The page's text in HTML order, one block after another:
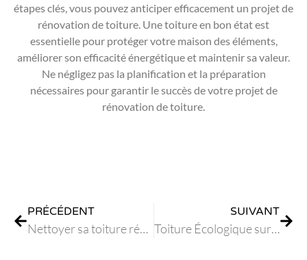
étapes clés, vous pouvez anticiper efficacement un projet de
rénovation de toiture. Une toiture en bon état est
essentielle pour protéger votre maison des éléments,
améliorer son efficacité énergétique et maintenir sa valeur.
Ne négligez pas la planification et la préparation
nécessaires pour garantir le succès de votre projet de
rénovation de toiture.
PRÉCÉDENT
Nettoyer sa toiture régulièrement est le bon réflexe
SUIVANT
Toiture Écologique sur Antibes : Les Avantages et Options Durables